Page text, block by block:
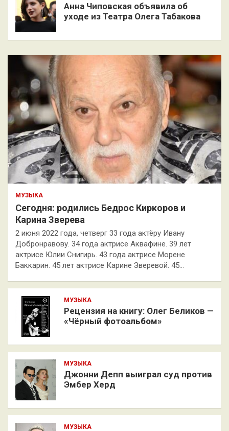
Анна Чиповская объявила об
уходе из Театра Олега Табакова
МУЗЫКА
Сегодня: родились Бедрос Киркоров и
Карина Зверева
2 июня 2022 года, четверг 33 года актёру Ивану
Добронравову. 34 года актрисе Аквафине. 39 лет
актрисе Юлии Снигирь. 43 года актрисе Морене
Баккарин. 45 лет актрисе Карине Зверевой. 45…
МУЗЫКА
Рецензия на книгу: Олег Беликов —
«Чёрный фотоальбом»
МУЗЫКА
Джонни Депп выиграл суд против
Эмбер Херд
МУЗЫКА